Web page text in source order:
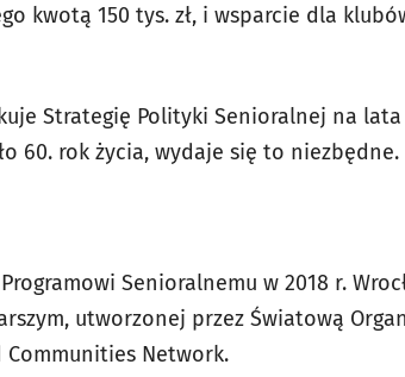
kwotą 150 tys. zł, i wsparcie dla
Strategię Polityki Senioralnej na lata
60. rok życia, wydaje się to niezbędne.
Senioralnemu w 2018 r.
utworzonej przez Światową
Network.